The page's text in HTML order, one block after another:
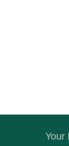
Your